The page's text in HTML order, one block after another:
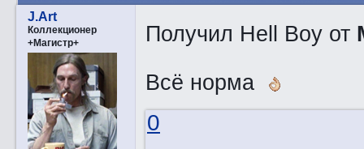
J.Art
Коллекционер
+Магистр+
Получил Hell Boy от
Всё норма
0